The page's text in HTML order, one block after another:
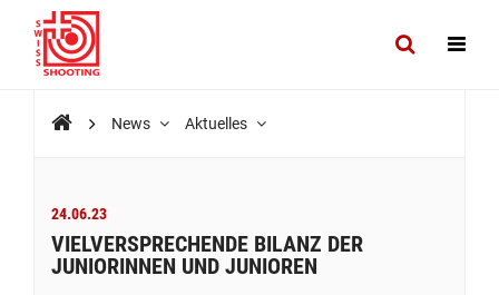
News Aktuelles
24.06.23
VIELVERSPRECHENDE BILANZ DER
JUNIORINNEN UND JUNIOREN